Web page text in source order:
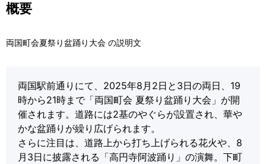
概要
両国町会夏祭り盆踊り大会 の説明文
両国駅前通りにて、2025年8月2日と3日の両日、19
時から21時まで「両国町会 夏祭り盆踊り大会」が開
催されます。道路には2基のやぐらが設置され、華や
かな盆踊りが繰り広げられます。
さらに注目は、道路上から打ち上げられる花火や、8
月3日に披露される「高円寺阿波踊り」の演舞。下町